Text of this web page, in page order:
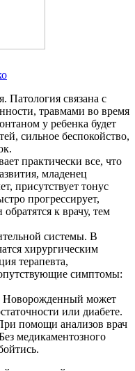
Патология связана с
травмами во время
у ребенка будет
сильное беспокойство,
практически все, что
младенец
присутствует тонус
прогрессирует,
к врачу, тем
системы. В
хирургическим
терапевта,
симптомы:
Новорожденный может
или диабете.
помощи анализов врач
медикаментозного